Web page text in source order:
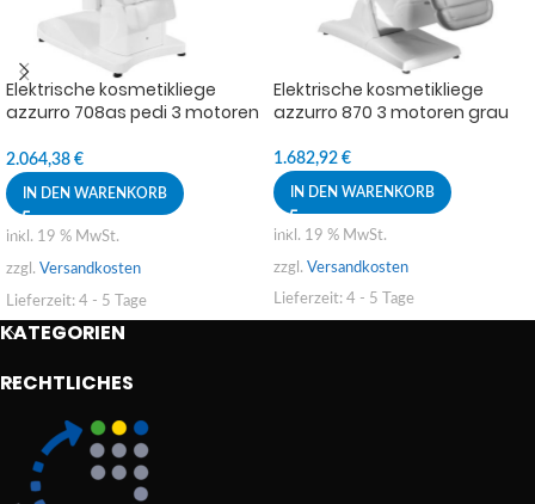
Elektrische kosmetikliege
azzurro 708as pedi 3 motoren
2.064,38 €
IN DEN WARENKORB
inkl. 19 % MwSt.
zzgl. Versandkosten
Lieferzeit: 4 - 5 Tage
Elektrische kosmetikliege
azzurro 870 3 motoren grau
1.682,92 €
IN DEN WARENKORB
inkl. 19 % MwSt.
zzgl. Versandkosten
Lieferzeit: 4 - 5 Tage
KATEGORIEN
RECHTLICHES